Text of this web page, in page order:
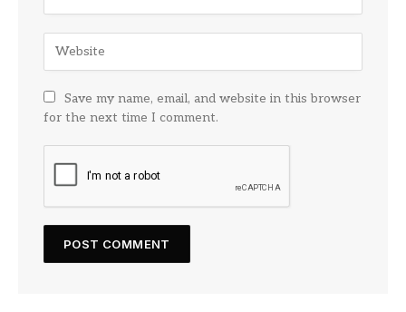
Save my name, email, and website in this browser
for the next time I comment.